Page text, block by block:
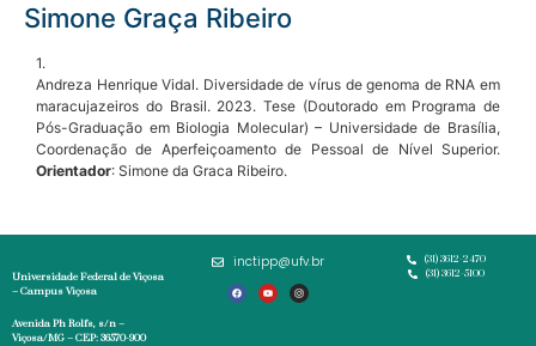
Canais
Simone Graça Ribeiro
1.
Andreza Henrique Vidal. Diversidade de vírus de genoma de RNA em
maracujazeiros do Brasil. 2023. Tese (Doutorado em Programa de
Pós-Graduação em Biologia Molecular) – Universidade de Brasília,
Coordenação de Aperfeiçoamento de Pessoal de Nível Superior.
Orientador: Simone da Graca Ribeiro.
Universidade Federal de Viçosa
– Campus Viçosa
Avenida Ph Rolfs, s/n –
Viçosa/MG – CEP: 36570-900
inctipp@ufv.br
(31) 3612-2470
(31) 3612-5100